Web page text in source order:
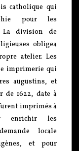
catholique qui
pour les
La division de
obligea
atelier. Les
imprimerie qui
augustins, et
de 1622, date à
imprimés à
enrichir les
locale
et pour